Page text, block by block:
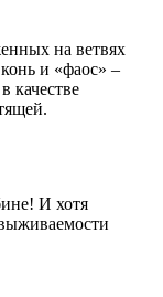
на ветвях
и «фаос» –
качестве
И хотя